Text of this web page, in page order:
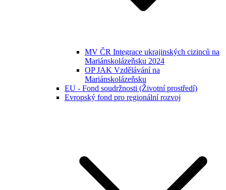
MV ČR Integrace ukrajinských cizinců na
Mariánskolázeňsku 2024
OP JAK Vzdělávání na
Mariánskolázeňsku
EU - Fond soudržnosti (Životní prostředí)
Evropský fond pro regionální rozvoj